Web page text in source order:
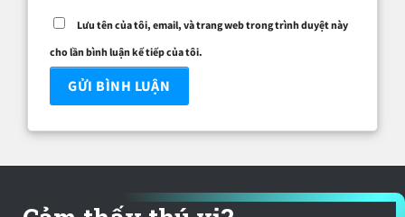
Lưu tên của tôi, email, và trang web trong trình duyệt này
cho lần bình luận kế tiếp của tôi.